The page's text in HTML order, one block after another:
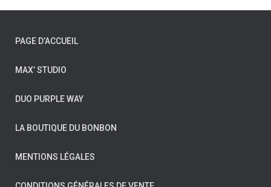
PAGE D’ACCUEIL
MAX’ STUDIO
DUO PURPLE WAY
LA BOUTIQUE DU BONBON
MENTIONS LÉGALES